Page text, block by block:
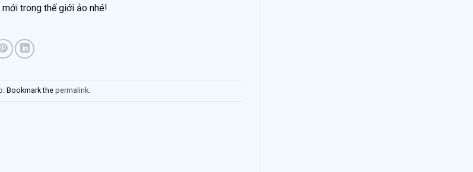
trong thế giới ảo nhé!
. Bookmark the permalink.